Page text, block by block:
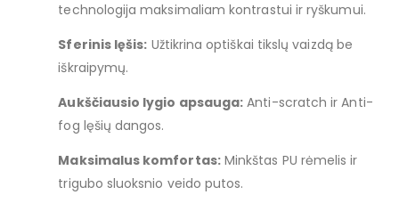
technologija maksimaliam kontrastui ir ryškumui.
Sferinis lęšis: Užtikrina optiškai tikslų vaizdą be
iškraipymų.
Aukščiausio lygio apsauga: Anti-scratch ir Anti-
fog lęšių dangos.
Maksimalus komfortas:Minkštas PU rėmelis ir
trigubo sluoksnio veido putos.